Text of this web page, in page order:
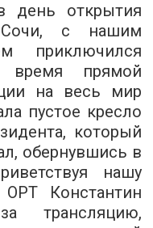
день открытия
с нашим
приключился
время прямой
на весь мир
пустое кресло
который
обернувшись в
нашу
ОРТ Константин
трансляцию,